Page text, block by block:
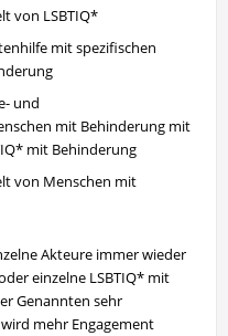
von LSBTIQ*
mit spezifischen
und
mit Behinderung mit
mit Behinderung
von Menschen mit
Akteure immer wieder
einzelne LSBTIQ* mit
Genannten sehr
mehr Engagement